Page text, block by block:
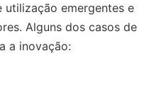
utilização emergentes e
Alguns dos casos de
a inovação: